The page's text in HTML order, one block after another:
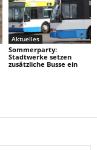
Aktuelles
Sommerparty:
Stadtwerke setzen
zusätzliche Busse ein